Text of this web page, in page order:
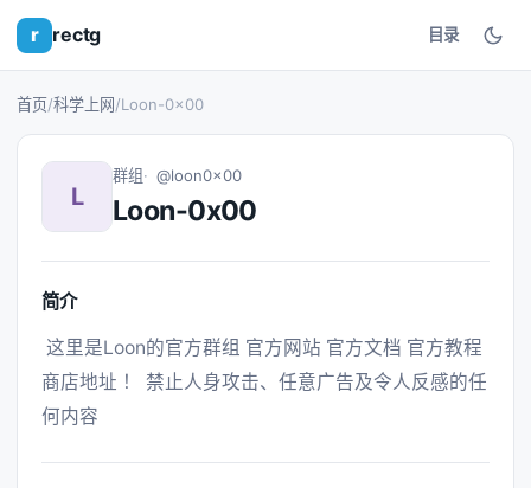
r rectg 目录
首页/科学上网/Loon-0x00
L
群组 @loon0x00
Loon-0x00
简介
商店地址 ！ 禁止人身攻击、任意广告及令人反感的任
何内容